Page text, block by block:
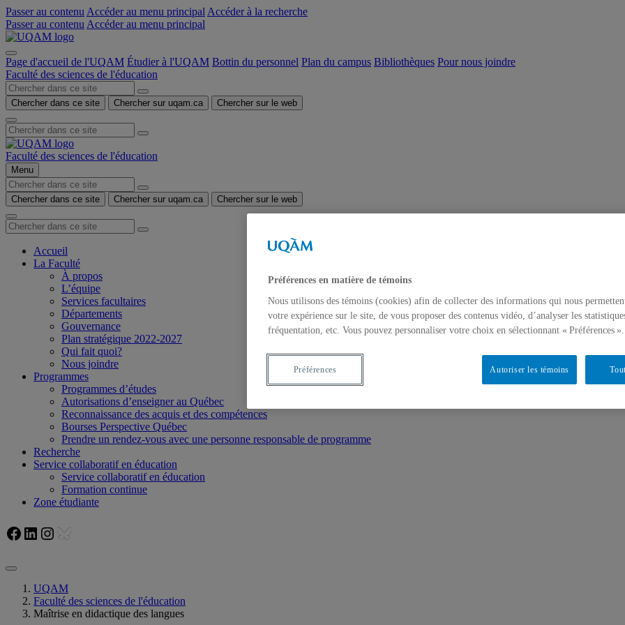
Passer au contenu Accéder au menu principal Accéder à la recherche
Passer au contenu Accéder au menu principal
Page d'accueil de l'UQAM Étudier à l'UQAM Bottin du personnel Plan du campus Bibliothèques Pour nous joindre
Faculté des sciences de l'éducation
Chercher dans ce site Chercher sur uqam.ca Chercher sur le web
Faculté des sciences de l'éducation
Menu
Chercher dans ce site Chercher sur uqam.ca Chercher sur le web
Accueil
La Faculté
À propos
L’équipe
Services facultaires
Départements
Gouvernance
Plan stratégique 2022-2027
Qui fait quoi?
Nous joindre
Programmes
Programmes d’études
Autorisations d’enseigner au Québec
Reconnaissance des acquis et des compétences
Bourses Perspective Québec
Prendre un rendez-vous avec une personne responsable de programme
Recherche
Service collaboratif en éducation
Service collaboratif en éducation
Formation continue
Zone étudiante
Facebook
LinkedIn
Instagram
Bluesky
UQAM
Faculté des sciences de l'éducation
Maîtrise en didactique des langues
Préférences en matière de témoins
Nous utilisons des témoins (cookies) afin de collecter des informations qui nous
votre expérience sur le site, de vous proposer des contenus vidéo, d’analyser les
fréquentation, etc. Vous pouvez personnaliser votre choix en sélectionnant « Préférences ».
Autoriser les témoins
Préférences